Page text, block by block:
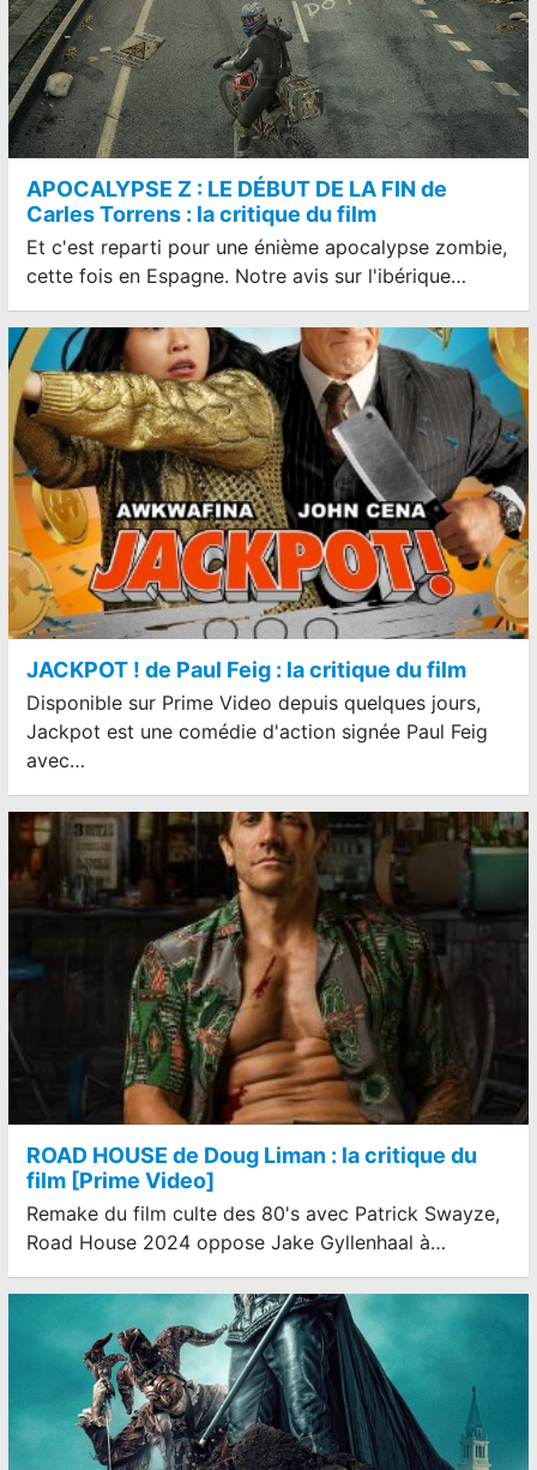
APOCALYPSE Z : LE DÉBUT DE LA FIN de
Carles Torrens : la critique du film
Et c'est reparti pour une énième apocalypse zombie,
cette fois en Espagne. Notre avis sur l'ibérique…
JACKPOT ! de Paul Feig : la critique du film
Disponible sur Prime Video depuis quelques jours,
Jackpot est une comédie d'action signée Paul Feig
avec…
ROAD HOUSE de Doug Liman : la critique du
film [Prime Video]
Remake du film culte des 80's avec Patrick Swayze,
Road House 2024 oppose Jake Gyllenhaal à…